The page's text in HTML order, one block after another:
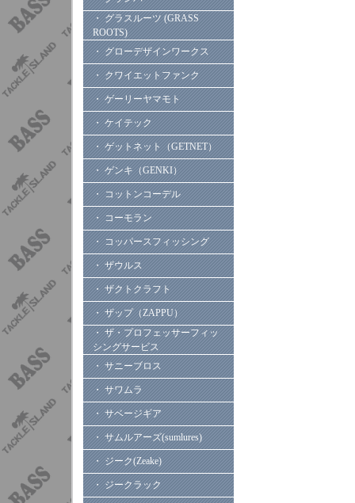
・ グラスルーツ (GRASS
ROOTS)
・ グローデザインワークス
・ クワイエットファンク
・ ゲーリーヤマモト
・ ケイテック
・ ゲットネット（GETNET）
・ ゲンキ（GENKI）
・ コットンコーデル
・ コーモラン
・ コッパースフィッシング
・ ザウルス
・ ザクトクラフト
・ ザップ（ZAPPU）
・ ザ・プロフェッサーフィッ
シングサービス
・ サニーブロス
・ サワムラ
・ サベージギア
・ サムルアーズ(sumlures)
・ ジーク(Zeake)
・ ジークラック